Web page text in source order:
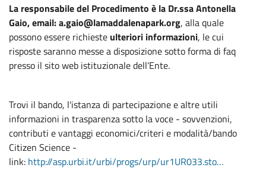
La responsabile del Procedimento è la Dr.ssa Antonella
Gaio, email: a.gaio@lamaddalenapark.org, alla quale
possono essere richieste ulteriori informazioni, le cui
risposte saranno messe a disposizione sotto forma di faq
presso il sito web istituzionale dell’Ente.
Trovi il bando, l'istanza di partecipazione e altre utili
informazioni in trasparenza sotto la voce - sovvenzioni,
contributi e vantaggi economici/criteri e modalità/bando
Citizen Science -
link: http://asp.urbi.it/urbi/progs/urp/ur1UR033.sto…